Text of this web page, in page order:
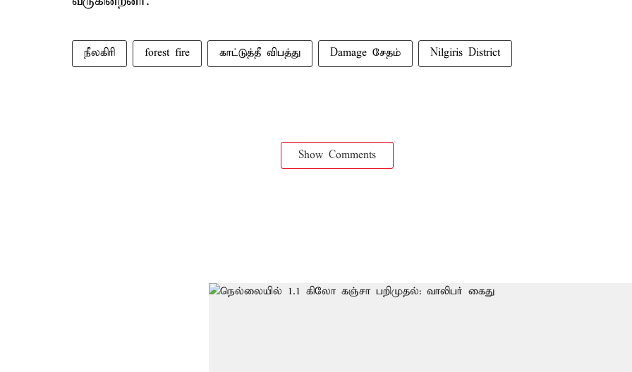
நீலகிரி forest fire காட்டுத்தீ விபத்து Damage சேதம் Nilgiris District
Show Comments